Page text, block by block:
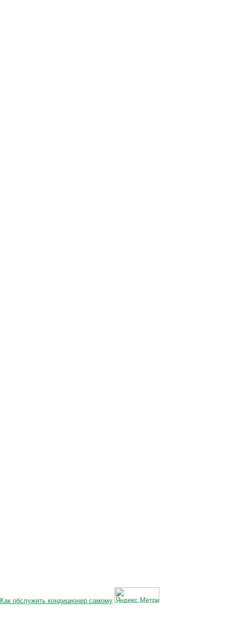
Как обслужить кондиционер самому